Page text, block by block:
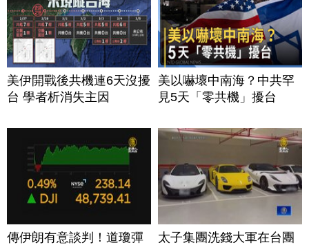
美伊開戰後共機連6天沒擾
台 學者析消失主因
美以嚇壞中南海？中共罕
見5天「零共機」擾台
傳伊朗有意談判！道瓊彈
太子集團洗錢大軍在台團